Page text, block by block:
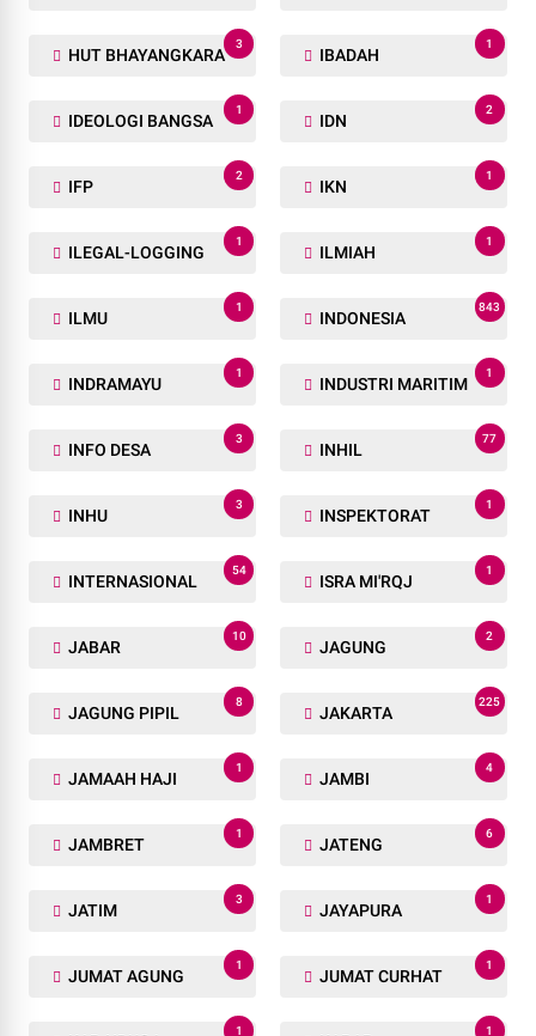
HUT BHAYANGKARA
3
IBADAH
1
IDEOLOGI BANGSA
1
IDN
2
IFP
2
IKN
1
ILEGAL-LOGGING
1
ILMIAH
1
ILMU
1
INDONESIA
843
INDRAMAYU
1
INDUSTRI MARITIM
1
INFO DESA
3
INHIL
77
INHU
3
INSPEKTORAT
1
INTERNASIONAL
54
ISRA MI'RQJ
1
JABAR
10
JAGUNG
2
JAGUNG PIPIL
8
JAKARTA
225
JAMAAH HAJI
1
JAMBI
4
JAMBRET
1
JATENG
6
JATIM
3
JAYAPURA
1
JUMAT AGUNG
1
JUMAT CURHAT
1
1 1